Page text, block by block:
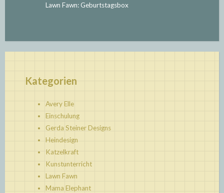
Lawn Fawn: Geburtstagsbox
Kategorien
Avery Elle
Einschulung
Gerda Steiner Designs
Heindesign
Katzelkraft
Kunstunterricht
Lawn Fawn
Mama Elephant